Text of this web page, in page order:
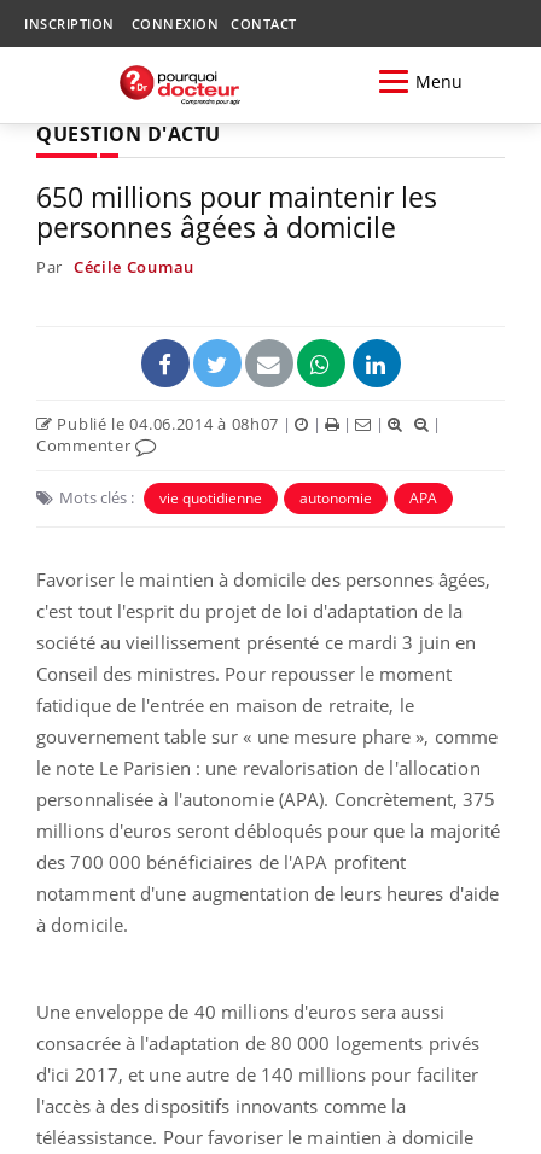
INSCRIPTION CONNEXION CONTACT
Menu
QUESTION D'ACTU
650 millions pour maintenir les
personnes âgées à domicile
Par Cécile Coumau
Publié le 04.06.2014 à 08h07 | | | |
|
Commenter
Mots clés : vie quotidienne autonomie APA
Favoriser le maintien à domicile des personnes âgées,
c'est tout l'esprit du projet de loi d'adaptation de la
société au vieillissement présenté ce mardi 3 juin en
Conseil des ministres. Pour repousser le moment
fatidique de l'entrée en maison de retraite, le
gouvernement table sur « une mesure phare », comme
le note Le Parisien : une revalorisation de l'allocation
personnalisée à l'autonomie (APA). Concrètement, 375
millions d'euros seront débloqués pour que la majorité
des 700 000 bénéficiaires de l'APA profitent
notamment d'une augmentation de leurs heures d'aide
à domicile.
Une enveloppe de 40 millions d'euros sera aussi
consacrée à l'adaptation de 80 000 logements privés
d'ici 2017, et une autre de 140 millions pour faciliter
l'accès à des dispositifs innovants comme la
téléassistance. Pour favoriser le maintien à domicile